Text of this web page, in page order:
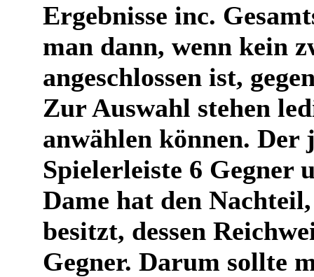
Ergebnisse inc.
man dann, wenn kein
angeschlossen ist,
Zur Auswahl stehen
anwählen können.
Spielerleiste 6 Gegner
Dame hat den
besitzt, dessen
Gegner. Darum sollte